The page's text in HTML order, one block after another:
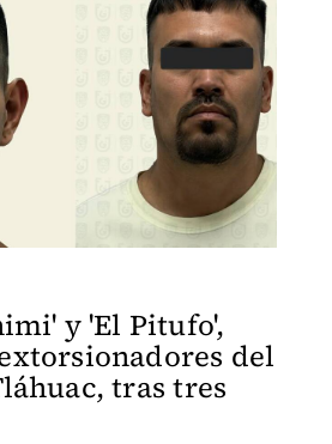
y 'El Pitufo',
del
tras tres